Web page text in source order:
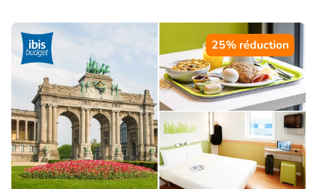
25% réduction